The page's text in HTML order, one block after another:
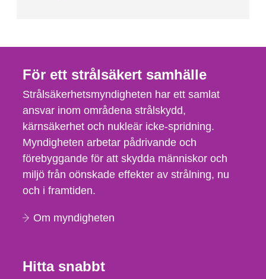
För ett strålsäkert samhälle
Strålsäkerhetsmyndigheten har ett samlat
ansvar inom områdena strålskydd,
kärnsäkerhet och nukleär icke-spridning.
Myndigheten arbetar pådrivande och
förebyggande för att skydda människor och
miljö från oönskade effekter av strålning, nu
och i framtiden.
Om myndigheten
Hitta snabbt